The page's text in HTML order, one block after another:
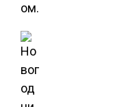
ом.